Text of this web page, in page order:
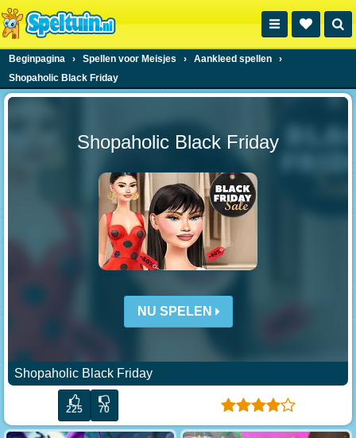
Beginpagina › Spellen voor Meisjes › Aankleed spellen
›
Shopaholic Black Friday
Shopaholic Black Friday
NU SPELEN
Shopaholic Black Friday
225 70